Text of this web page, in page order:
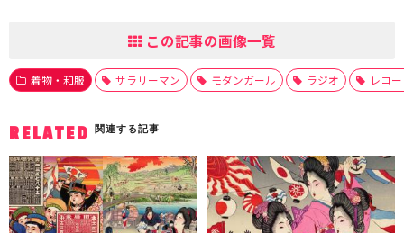
この記事の画像一覧
着物・和服 サラリーマン モダンガール ラジオ レコ
RELATED 関連する記事